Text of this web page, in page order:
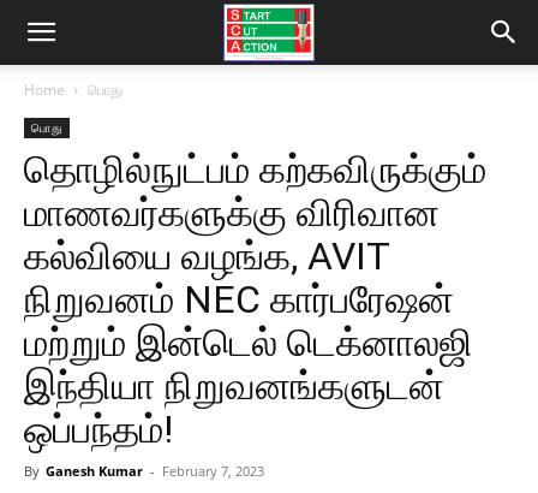
Home பொது
பொது
தொழில்நுட்பம் கற்கவிருக்கும்
மாணவர்களுக்கு விரிவான
கல்வியை வழங்க, AVIT
நிறுவனம் NEC கார்பரேஷன்
மற்றும் இன்டெல் டெக்னாலஜி
இந்தியா நிறுவனங்களுடன்
ஒப்பந்தம்!
By Ganesh Kumar - February 7, 2023